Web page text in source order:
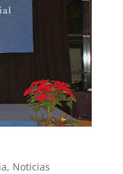
, Noticias